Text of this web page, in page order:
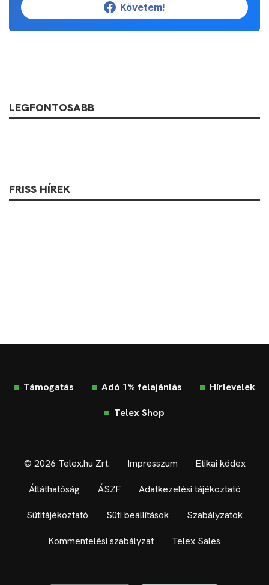
Követem!
LEGFONTOSABB
FRISS HÍREK
Támogatás Adó 1% felajánlás Hírlevelek
Telex Shop
© 2026 Telex.hu Zrt. Impresszum Etikai kódex
Átláthatóság ÁSZF Adatkezelési tájékoztató
Sütitájékoztató Süti beállítások Szabályzatok
Kommentelési szabályzat Telex Sales